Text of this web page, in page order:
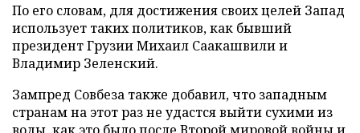
По его словам, для достижения своих целей Запад
использует таких политиков, как бывший
президент Грузии Михаил Саакашвили и
Владимир Зеленский.
Зампред Совбеза также добавил, что западным
странам на этот раз не удастся выйти сухими из